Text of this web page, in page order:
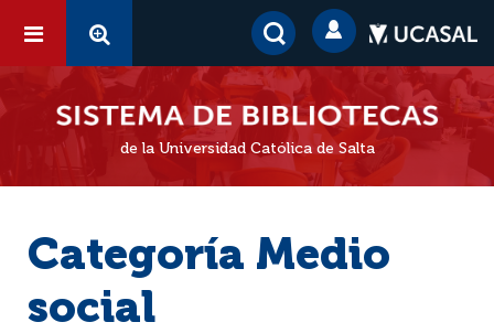
de la Universidad Católica de Salta
Categoría Medio
social